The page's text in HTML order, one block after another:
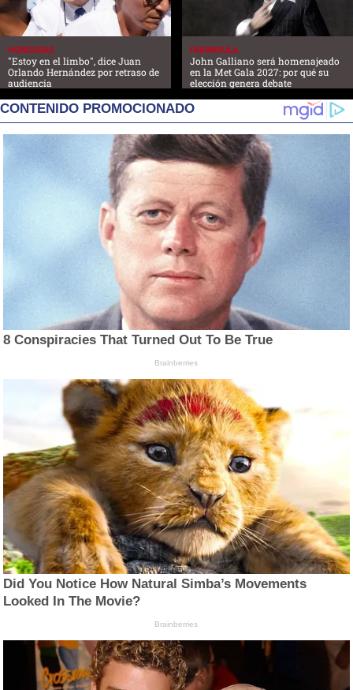
HONDURAS
"Estoy en el limbo", dice Juan
Orlando Hernández por retraso de
audiencia
FARANDULA
John Galliano será homenajeado
en la Met Gala 2027: por qué su
elección genera debate
CONTENIDO PROMOCIONADO
8 Conspiracies That Turned Out To Be True
Brainberries
Did You Notice How Natural Simba’s Movements
Looked In The Movie?
Brainberries